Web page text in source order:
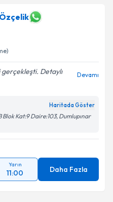
gerçekleşti. Detaylı
Devamı
Haritada Göster
Kat:9 Daire:103, Dumlupınar
Yarın
11:00 Daha Fazla